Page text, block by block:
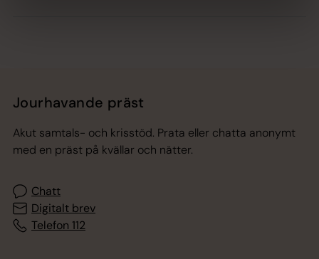
Jourhavande präst
Akut samtals- och krisstöd. Prata eller chatta anonymt
med en präst på kvällar och nätter.
Chatt
Digitalt brev
Telefon 112